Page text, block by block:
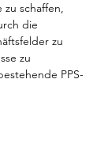
schaffen,
die
zu
zu
PPS-